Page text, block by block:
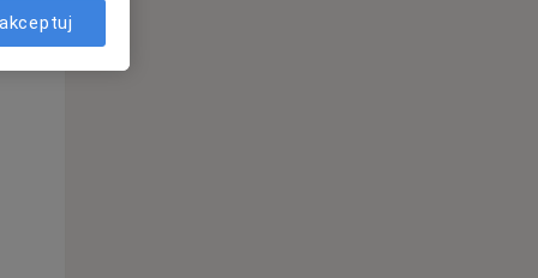
13 Sie